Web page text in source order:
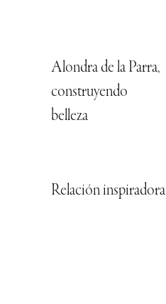
Alondra de la Parra,
construyendo
belleza
Relación inspiradora